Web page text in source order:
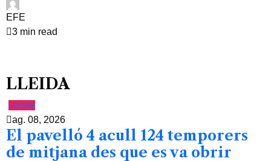
EFE
3 min read
LLEIDA
Lleida
ag. 08, 2026
El pavelló 4 acull 124 temporers
de mitjana des que es va obrir